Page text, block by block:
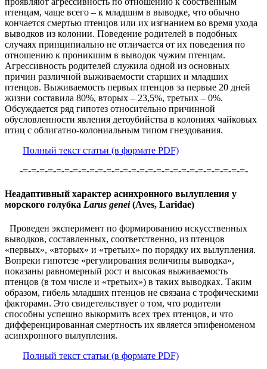
птенцам, чаще всего – к младшим в выводке, что обычно
кончается смертью птенцов или их изгнанием во время ухода
выводков из колонии. Поведение родителей в подобных
случаях принципиально не отличается от их поведения по
отношению к проникшим в выводок чужим птенцам.
Агрессивность родителей служила одной из основных
причин различной выживаемости старших и младших
птенцов. Выживаемость первых птенцов за первые 20 дней
жизни составила 80%, вторых – 23,5%, третьих – 0%.
Обсуждается ряд гипотез относительно причинной
обусловленности явления детоубийства в колониях чайковых
птиц с облигатно-колониальным типом гнездования.
Полный текст статьи (в формате PDF)
-=-=-=-=-=-=-=-=-=-=-=-=-=-=-=-=-=-=-=-=-=-=-=-=-=-=-=-
Неадаптивный характер асинхронного вылупления у
морского голубка Larus genei(Aves, Laridae)
Проведен эксперимент по формированию искусственных
выводков, составленных, соответственно, из птенцов
«первых», «вторых» и «третьих» по порядку их вылупления.
Вопреки гипотезе «регулирования величины выводка»,
показаны равномерный рост и высокая выживаемость
птенцов (в том числе и «третьих») в таких выводках. Таким
образом, гибель младших птенцов не связана с трофическими
факторами. Это свидетельствует о том, что родители
способны успешно выкормить всех трех птенцов, и что
дифференцированная смертность их является эпифеноменом
асинхронного вылупления.
Полный текст статьи (в формате PDF)